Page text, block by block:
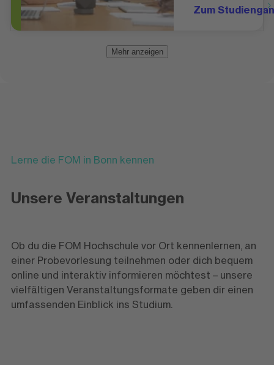
Zum
Mehr anzeigen
Lerne die FOM in Bonn kennen
Unsere Veranstaltungen
Ob du die FOM Hochschule vor Ort kennenlernen, an
einer Probevorlesung teilnehmen oder dich bequem
online und interaktiv informieren möchtest – unsere
vielfältigen Veranstaltungsformate geben dir einen
umfassenden Einblick ins Studium.